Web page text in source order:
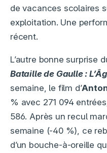
de vacances scolaires
exploitation. Une
récent.
L’autre bonne surprise
Bataille de Gaulle :
semaine, le film d’
% avec 271 094
586. Après un recul
semaine (-40 %), ce
d’un bouche-à-oreille